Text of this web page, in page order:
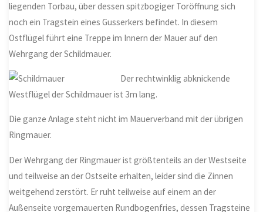
liegenden Torbau, über dessen spitzbogiger Toröffnung sich
noch ein Tragstein eines Gusserkers befindet. In diesem
Ostflügel führt eine Treppe im Innern der Mauer auf den
Wehrgang der Schildmauer.
Der rechtwinklig abknickende
Westflügel der Schildmauer ist 3m lang.
Die ganze Anlage steht nicht im Mauerverband mit der übrigen
Ringmauer.
Der Wehrgang der Ringmauer ist größtenteils an der Westseite
und teilweise an der Ostseite erhalten, leider sind die Zinnen
weitgehend zerstört. Er ruht teilweise auf einem an der
Außenseite vorgemauerten Rundbogenfries, dessen Tragsteine